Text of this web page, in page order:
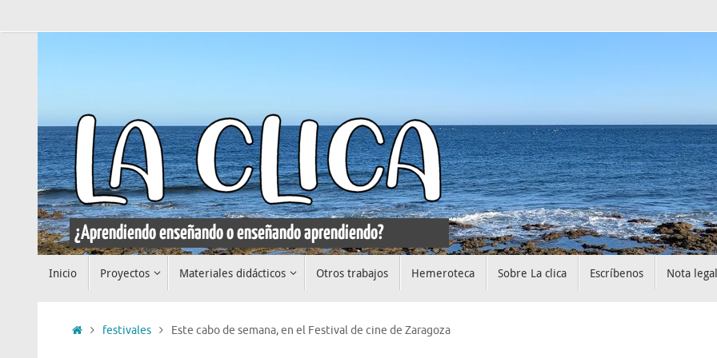
al
Inicio Proyectos Materiales didácticos Otros trabajos Hemeroteca Sobre La clica Escríbenos Nota legal
Iniciofestivales Este cabo de semana, en el Festival de cine de Zaragoza